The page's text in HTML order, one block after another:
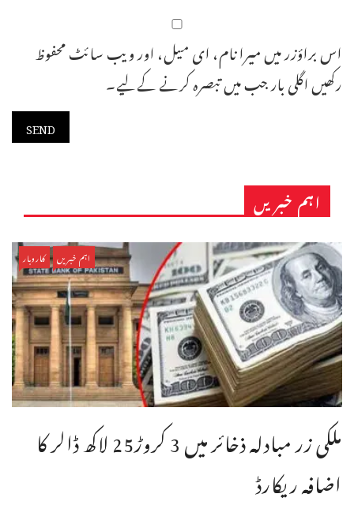
اس براؤزر میں میرا نام، ای میل، اور ویب سائٹ محفوظ
رکھیں اگلی بار جب میں تبصرہ کرنے کےلیے۔
اہم خبریں
اہم خبریں کاروبار
ملکی زر مبادلہ ذخائر میں 3 کروڑ25 لاکھ ڈالر کا
اضافہ ریکارڈ